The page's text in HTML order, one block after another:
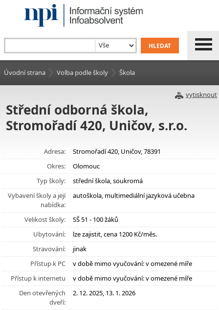
Úvodní strana Volba podle školy Škola
vytisknout
Střední odborná škola,
Stromořadí 420, Uničov, s.r.o.
Adresa:
Stromořadí 420, Uničov, 78391
Okres:
Olomouc
Typ školy:
střední škola, soukromá
Vybavení školy a její
nabídka:
autoškola, multimediální jazyková učebna
Velikost školy:
SŠ 51 - 100 žáků
Ubytování:
lze zajistit, cena 1200 Kč/měs.
Stravování:
jinak
Přístup k PC
v době mimo vyučování: v omezené míře
Přístup k internetu
v době mimo vyučování: v omezené míře
Den otevřených
dveří:
2. 12. 2025, 13. 1. 2026